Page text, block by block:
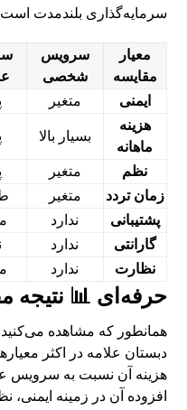
سرمایه‌گذاری بلندمدت
معیار
مقایسه
سرویس
شخصی
ایمنی
متغیر
هزینه
ماهانه
بسیار بالا
نظم متغیر
زمان تردد
متغیر
پشتیبانی
ندارد
گارانتی
ندارد
نظارت
ندارد
حرفه‌ای 📊 نتیجه
همانطور که مشاهده
دبستان علامه در اکثر
هزینه آن نسبت به سرویس
افزوده آن در زمینه